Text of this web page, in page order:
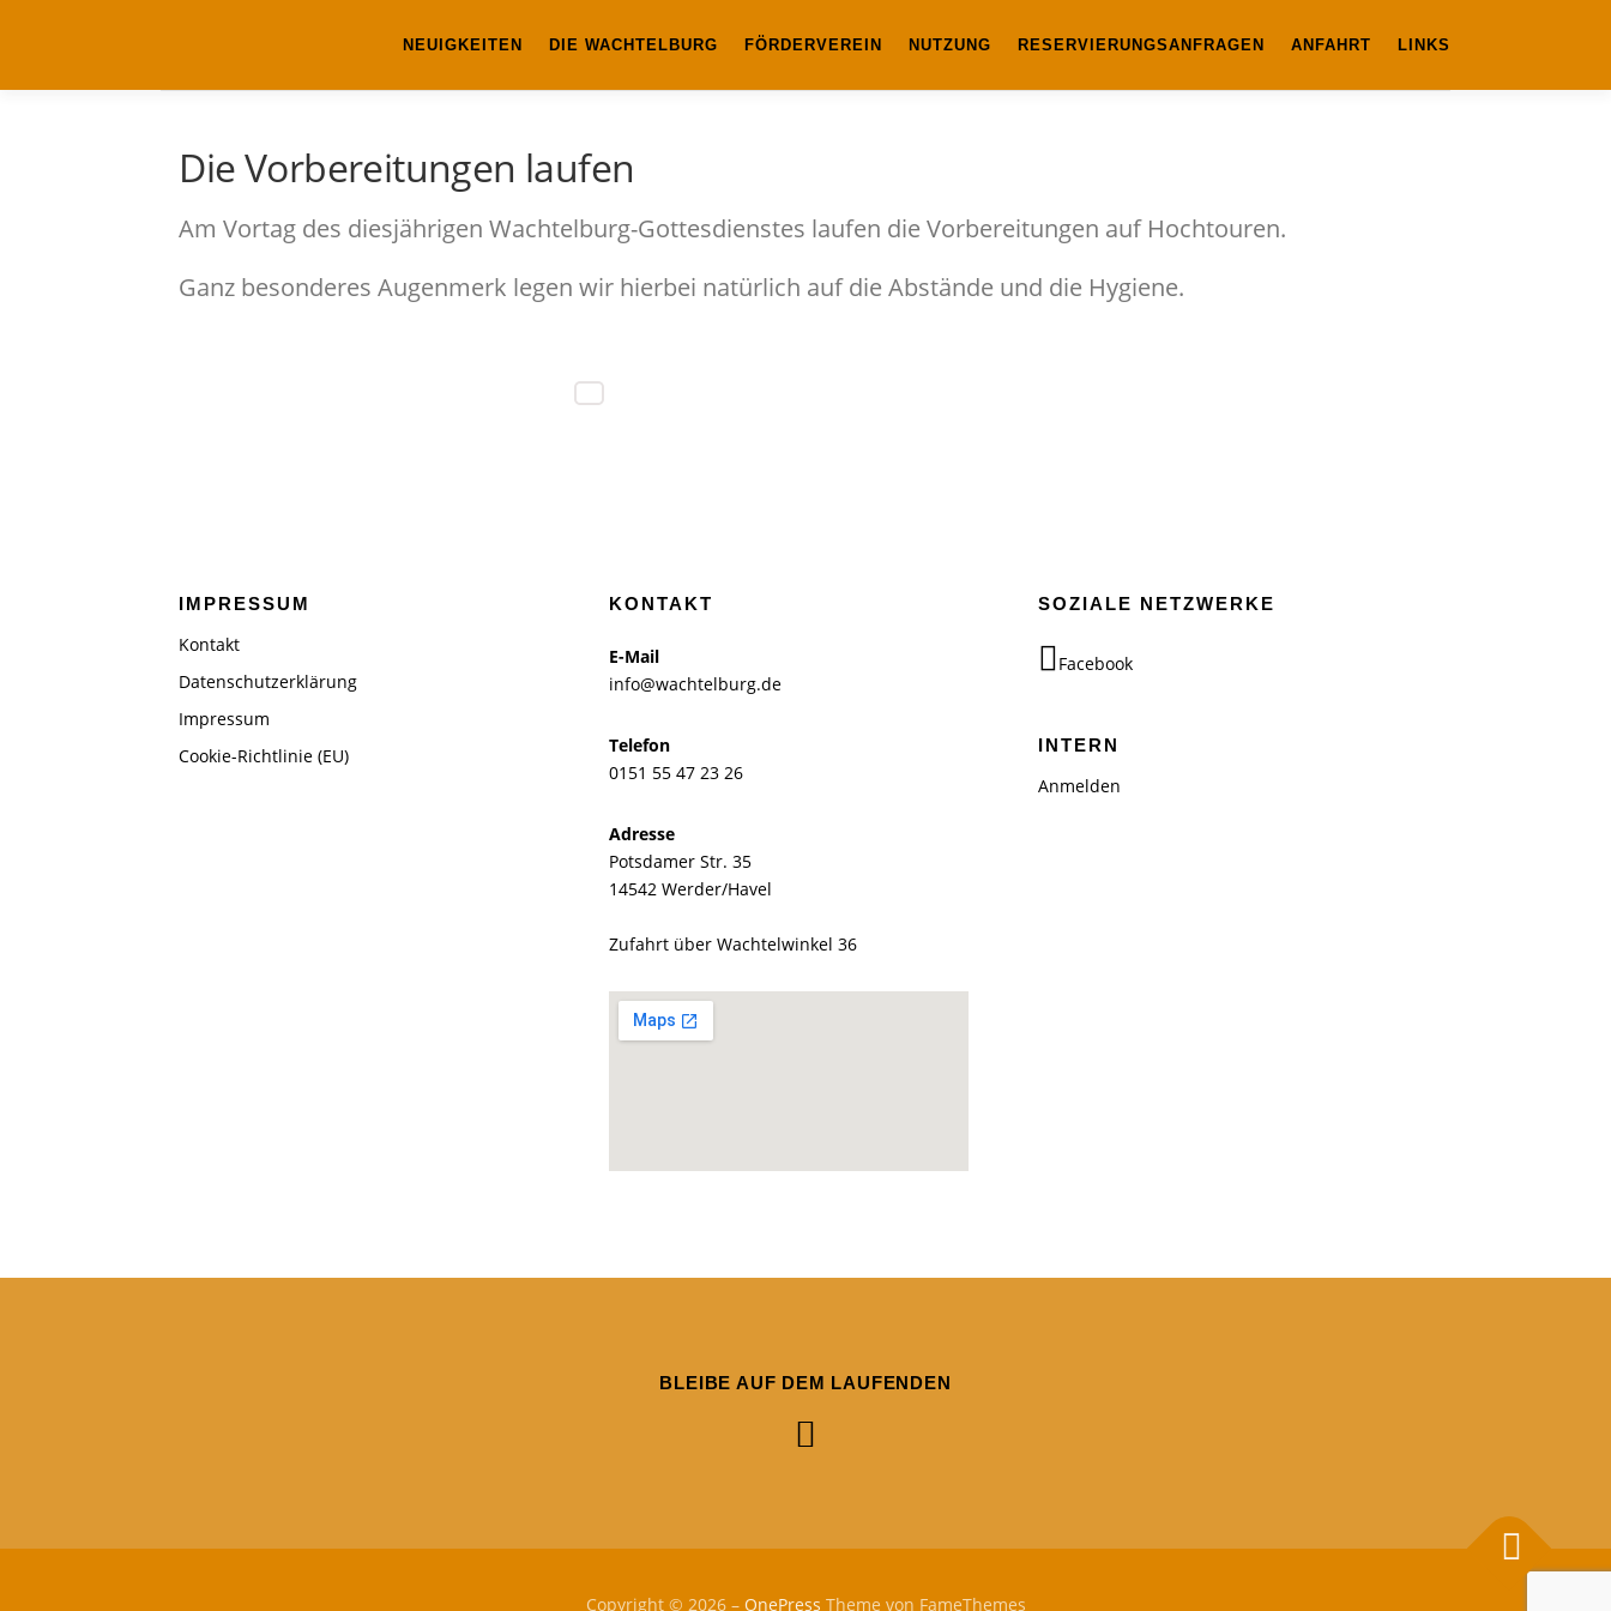
NEUIGKEITEN DIE WACHTELBURG FÖRDERVEREIN NUTZUNG RESERVIERUNGSANFRAGEN ANFAHRT LINKS
Die Vorbereitungen laufen
Am Vortag des diesjährigen Wachtelburg-Gottesdienstes laufen die Vorbereitungen auf Hochtouren.
Ganz besonderes Augenmerk legen wir hierbei natürlich auf die Abstände und die Hygiene.
IMPRESSUM
Kontakt
Datenschutzerklärung
Impressum
Cookie-Richtlinie (EU)
KONTAKT
E-Mail
info@wachtelburg.de
Telefon
0151 55 47 23 26
Adresse
Potsdamer Str. 35
14542 Werder/Havel
Zufahrt über Wachtelwinkel 36
SOZIALE NETZWERKE
Facebook
INTERN
Anmelden
BLEIBE AUF DEM LAUFENDEN
Copyright © 2026 – OnePress Theme von FameThemes